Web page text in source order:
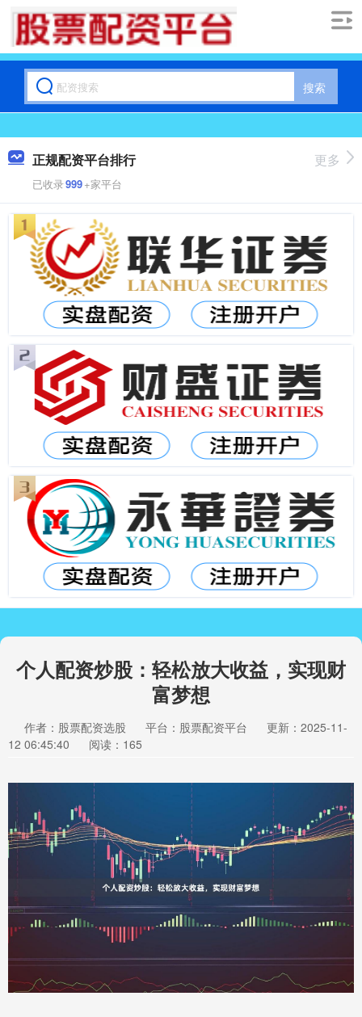
搜索
正规配资平台排行
已收录999+家平台
更多
个人配资炒股：轻松放大收益，实现财
富梦想
作者：股票配资选股 平台：股票配资平台
更新：2025-11-
12 06:45:40
阅读：165